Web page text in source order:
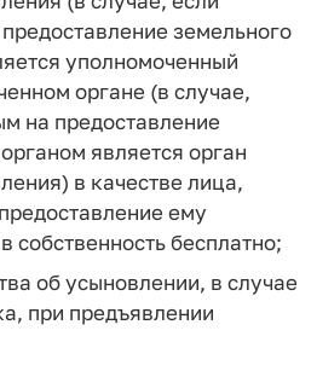
земельного
уполномоченный
органе (в случае,
на предоставление
является орган
в качестве лица,
ему
собственность бесплатно;
об усыновлении, в случае
при предъявлении